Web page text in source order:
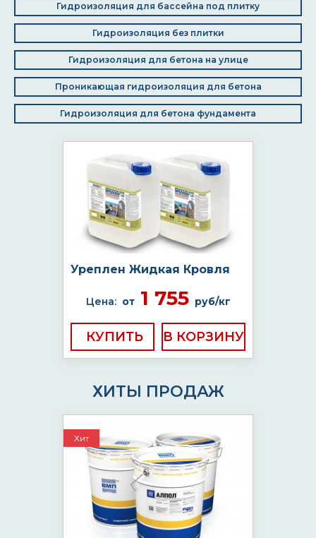
Гидроизоляция для бассейна под плитку
Гидроизоляция без плитки
Гидроизоляция для бетона на улице
Проникающая гидроизоляция для бетона
Гидроизоляция для бетона фундамента
Уреплен Жидкая Кровля
Цена: от1 755 руб/кг
КУПИТЬ
ХИТЫ ПРОДАЖ
Хит